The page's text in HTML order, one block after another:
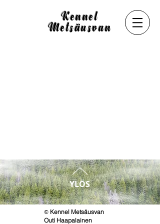
Kennel
Metsäusvan
YLÖS
© Kennel Metsäusvan
Outi Haapalainen